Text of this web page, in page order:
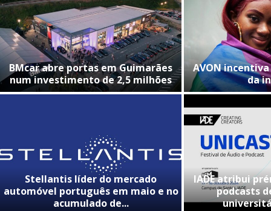
BMcar abre portas em Guimarães
num investimento de 2,5 milhões
Stellantis líder do mercado
automóvel português em maio e no
acumulado de...
AVON
da
IADE atribui
podcasts